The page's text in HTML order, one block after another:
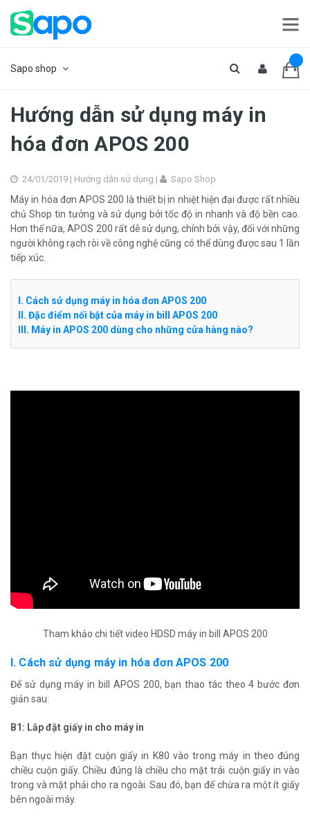
Sapo shop
Hướng dẫn sử dụng máy in
hóa đơn APOS 200
24/01/2019 | Hướng dẫn sử dụng | Sapo Shop
Máy in hóa đơn APOS 200 là thiết bị in nhiệt hiện đại được rất nhiều
chủ Shop tin tưởng và sử dụng bởi tốc độ in nhanh và độ bền cao.
Hơn thế nữa, APOS 200 rất dễ sử dụng, chính bởi vậy, đối với những
người không rạch ròi về công nghệ cũng có thể dùng được sau 1 lần
tiếp xúc.
I. Cách sử dụng máy in hóa đơn APOS 200
II. Đặc điểm nổi bật của máy in bill APOS 200
III. Máy in APOS 200 dùng cho những cửa hàng nào?
Tham khảo chi tiết video HDSD máy in bill APOS 200
I. Cách sử dụng máy in hóa đơn APOS 200
Để sử dụng máy in bill APOS 200, bạn thao tác theo 4 bước đơn
giản sau:
B1: Lắp đặt giấy in cho máy in
Bạn thực hiện đặt cuộn giấy in K80 vào trong máy in theo đúng
chiều cuộn giấy. Chiều đúng là chiều cho mặt trái cuộn giấy in vào
trong và mặt phải cho ra ngoài. Sau đó, bạn để chừa ra một ít giấy
bên ngoài máy.